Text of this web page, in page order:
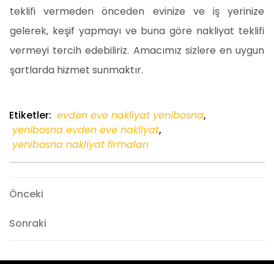
teklifi vermeden önceden evinize ve iş yerinize
gelerek, keşif yapmayı ve buna göre nakliyat teklifi
vermeyi tercih edebiliriz. Amacımız sizlere en uygun
şartlarda hizmet sunmaktır.
Etiketler: evden eve nakliyat yenibosna,
yenibosna evden eve nakliyat,
yenibosna nakliyat firmaları
Yazı
gezinmesi
Önceki
Önceki
Sonraki
Sonraki